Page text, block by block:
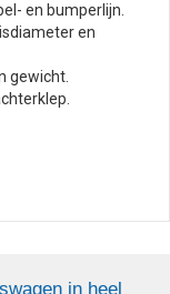
en bumperlijn.
en
gewicht.
in heel